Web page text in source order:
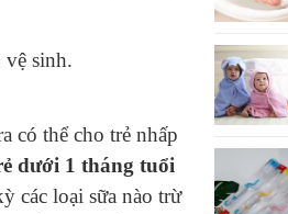
vệ sinh.
có thể cho trẻ nhấp
dưới 1 tháng tuổi
các loại sữa nào trừ